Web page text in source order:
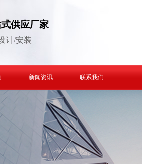
供应厂家
计/安装
新闻资讯 联系我们